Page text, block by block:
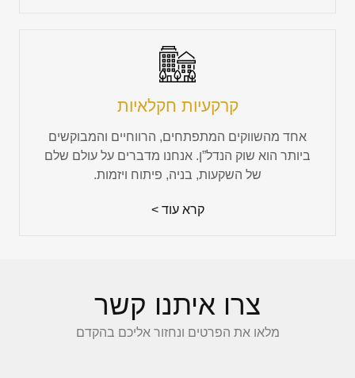
קרקעיות חקלאיות
אחד מהשווקים המתפתחים, הרווחיים והמבוקשים
ביותר הוא שוק הנדל”ן. אנחנו מדברים על עולם שלם
של השקעות, בניה, פיתוח ויזמות.
קרא עוד >
צרו איתנו קשר
מלאו את הפרטים ונחזור אליכם בהקדם